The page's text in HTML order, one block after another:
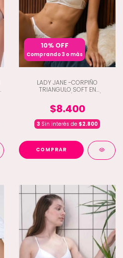
10% OFF
Comprando 3 o más
LADY JANE -CORPIÑO
TRIANGULO SOFT EN
$8.400
3 Sin interés de $2.800
COMPRAR